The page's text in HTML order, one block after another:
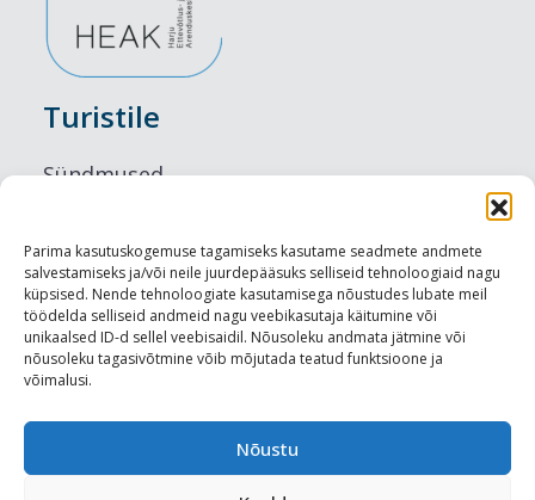
Parima kasutuskogemuse tagamiseks kasutame seadmete andmete
salvestamiseks ja/või neile juurdepääsuks selliseid tehnoloogiaid nagu
küpsised. Nende tehnoloogiate kasutamisega nõustudes lubate meil
töödelda selliseid andmeid nagu veebikasutaja käitumine või
unikaalsed ID-d sellel veebisaidil. Nõusoleku andmata jätmine või
nõusoleku tagasivõtmine võib mõjutada teatud funktsioone ja
võimalusi.
Nõustu
Turistile
Sündmused
Maitseelamused
Vaatamisväärsused
Visit Tallinn
Turismiprofessionaalile